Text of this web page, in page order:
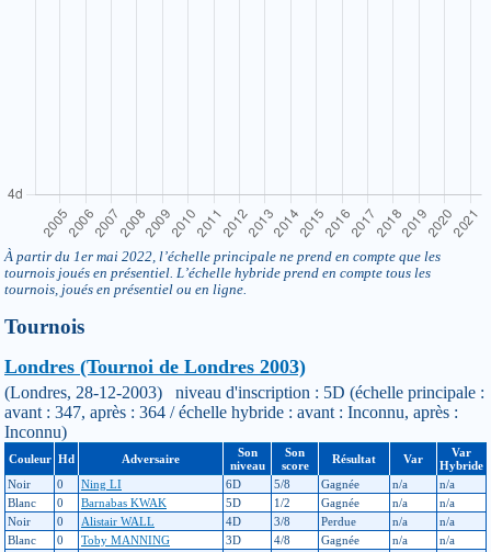
À partir du 1er mai 2022, l’échelle principale ne prend en compte que les
tournois joués en présentiel. L’échelle hybride prend en compte tous les
tournois, joués en présentiel ou en ligne.
Tournois
Londres (Tournoi de Londres 2003)
(Londres, 28-12-2003) niveau d'inscription : 5D (échelle principale :
avant : 347, après : 364 / échelle hybride : avant : Inconnu, après :
Inconnu)
Couleur Hd Adversaire
Son
niveau
Son
score
Résultat Var
Var
Hybride
Noir
0 Ning LI 6D 5/8 Gagnée n/a
n/a
Blanc
0 Barnabas KWAK 5D 1/2 Gagnée n/a
n/a
Noir
0 Alistair WALL 4D 3/8 Perdue n/a
n/a
Blanc
0 Toby MANNING 3D 4/8 Gagnée n/a
n/a